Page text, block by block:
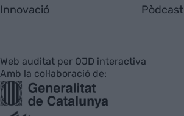
Innovació Pòdcast
Web auditat per OJD interactiva
Amb la col·laboració de: